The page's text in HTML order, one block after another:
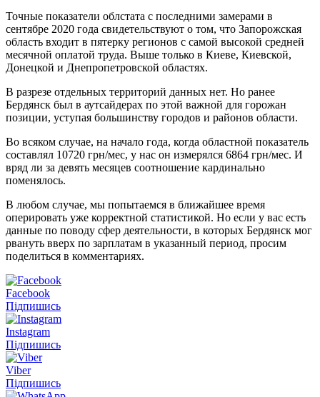
Точные показатели облстата с последними замерами в
сентябре 2020 года свидетельствуют о том, что Запорожская
область входит в пятерку регионов с самой высокой средней
месячной оплатой труда. Выше только в Киеве, Киевской,
Донецкой и Днепропетровской областях.
В разрезе отдельных территорий данных нет. Но ранее
Бердянск был в аутсайдерах по этой важной для горожан
позиции, уступая большинству городов и районов области.
Во всяком случае, на начало года, когда областной показатель
составлял 10720 грн/мес, у нас он измерялся 6864 грн/мес. И
вряд ли за девять месяцев соотношение кардинально
поменялось.
В любом случае, мы попытаемся в ближайшее время
оперировать уже корректной статистикой. Но если у вас есть
данные по поводу сфер деятельности, в которых Бердянск мог
рвануть вверх по зарплатам в указанный период, просим
поделиться в комментариях.
Facebook
Підпишись
Instagram
Підпишись
Viber
Підпишись